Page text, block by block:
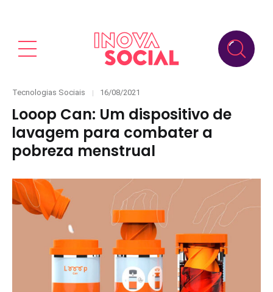
Categories
Tecnologias Sociais
Posted
16/08/2021
Looop Can: Um dispositivo de
lavagem para combater a
pobreza menstrual